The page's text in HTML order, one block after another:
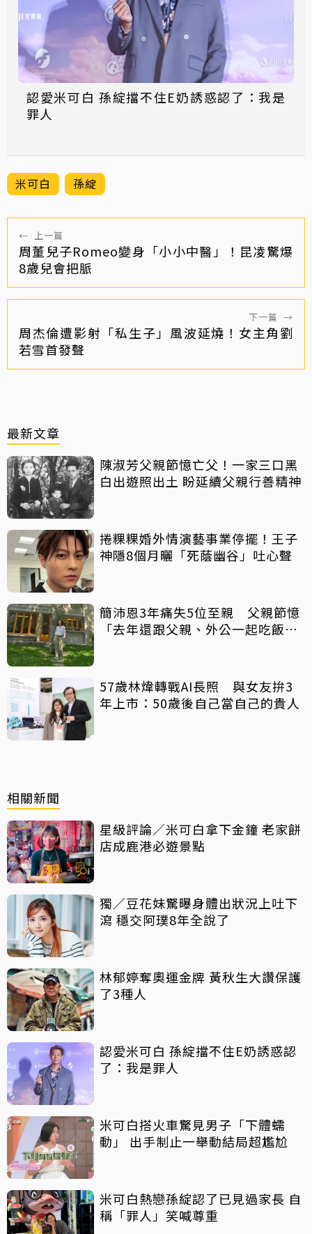
認愛米可白 孫綻擋不住E奶誘惑認了：我是
罪人
米可白 孫綻
← 上一篇
周董兒子Romeo變身「小小中醫」！昆凌驚爆
8歲兒會把脈
下一篇 →
周杰倫遭影射「私生子」風波延燒！女主角劉
若雪首發聲
最新文章
陳淑芳父親節憶亡父！一家三口黑
白出遊照出土 盼延續父親行善精神
捲粿粿婚外情演藝事業停擺！王子
神隱8個月曬「死蔭幽谷」吐心聲
簡沛恩3年痛失5位至親 父親節憶
「去年還跟父親、外公一起吃飯聊
57歲林煒轉戰AI長照 與女友拚3
年上市：50歲後自己當自己的貴人
相關新聞
星級評論／米可白拿下金鐘 老家餅
店成鹿港必遊景點
獨／豆花妹驚曝身體出狀況上吐下
瀉 穩交阿璞8年全說了
林郁婷奪奧運金牌 黃秋生大讚保護
了3種人
認愛米可白 孫綻擋不住E奶誘惑認
了：我是罪人
米可白搭火車驚見男子「下體蠕
動」 出手制止一舉動結局超尷尬
米可白熱戀孫綻認了已見過家長 自
稱「罪人」笑喊尊重